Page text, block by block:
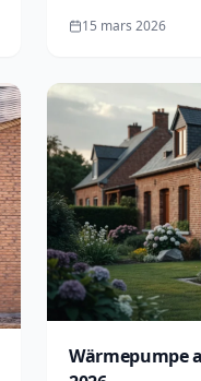
Berechnungen.
15 mars 2026
Wärmepumpe